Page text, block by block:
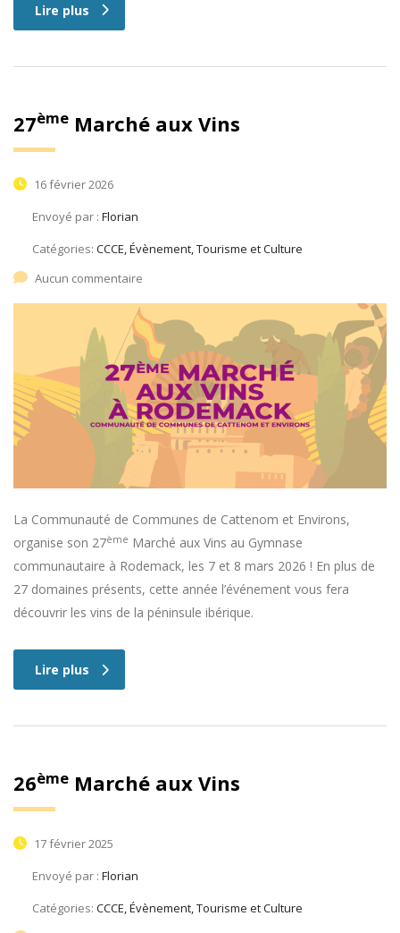
Lire plus
27ème Marché aux Vins
16 février 2026
Envoyé par : Florian
Catégories: CCCE, Évènement, Tourisme et Culture
Aucun commentaire
La Communauté de Communes de Cattenom et Environs,
organise son 27ème Marché aux Vins au Gymnase
communautaire à Rodemack, les 7 et 8 mars 2026 ! En plus de
27 domaines présents, cette année l’événement vous fera
découvrir les vins de la péninsule ibérique.
Lire plus
26ème Marché aux Vins
17 février 2025
Envoyé par : Florian
Catégories: CCCE, Évènement, Tourisme et Culture